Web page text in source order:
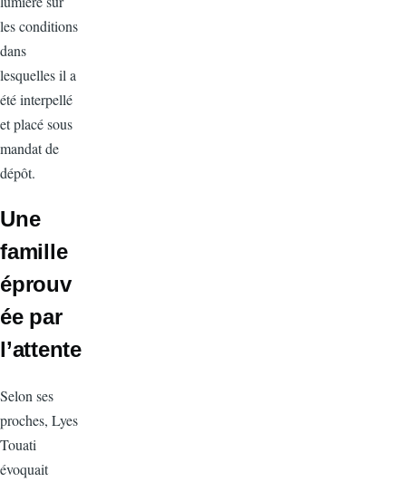
les conditions
dans
lesquelles il a
été interpellé
et placé sous
mandat de
dépôt.
Une
famille
éprouv
ée par
l’attente
Selon ses
proches, Lyes
Touati
évoquait